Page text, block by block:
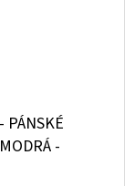
PÁNSKÉ
-